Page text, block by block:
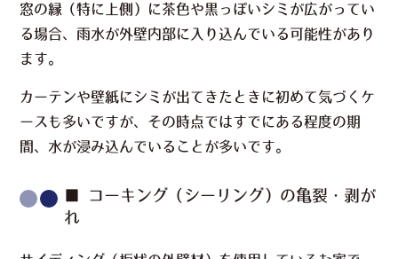
窓の縁（特に上側）に茶色や黒っぽいシミが広がってい
る場合、雨水が外壁内部に入り込んでいる可能性があり
ます。
カーテンや壁紙にシミが出てきたときに初めて気づくケ
ースも多いですが、その時点ではすでにある程度の期
間、水が浸み込んでいることが多いです。
■ コーキング（シーリング）の亀裂・剥が
れ